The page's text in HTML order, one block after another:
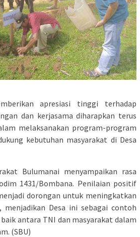
apresiasi tinggi terhadap
dan kerjasama diharapkan terus
melaksanakan program-program
kebutuhan masyarakat di Desa
Bulumanai menyampaikan rasa
1431/Bombana. Penilaian positif
dorongan untuk meningkatkan
menjadikan Desa ini sebagai contoh
antara TNI dan masyarakat dalam
(SBU)